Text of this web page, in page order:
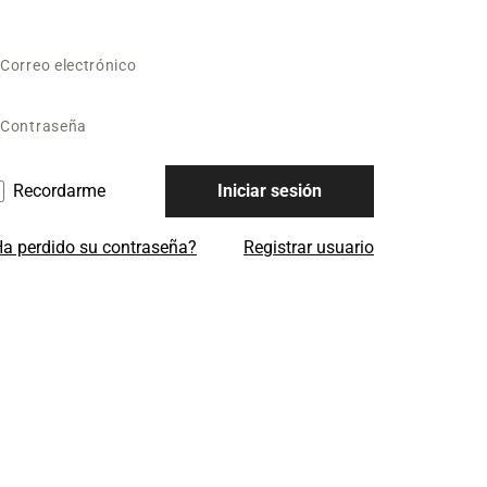
Recordarme Iniciar sesión
perdido su contraseña? Registrar usuario